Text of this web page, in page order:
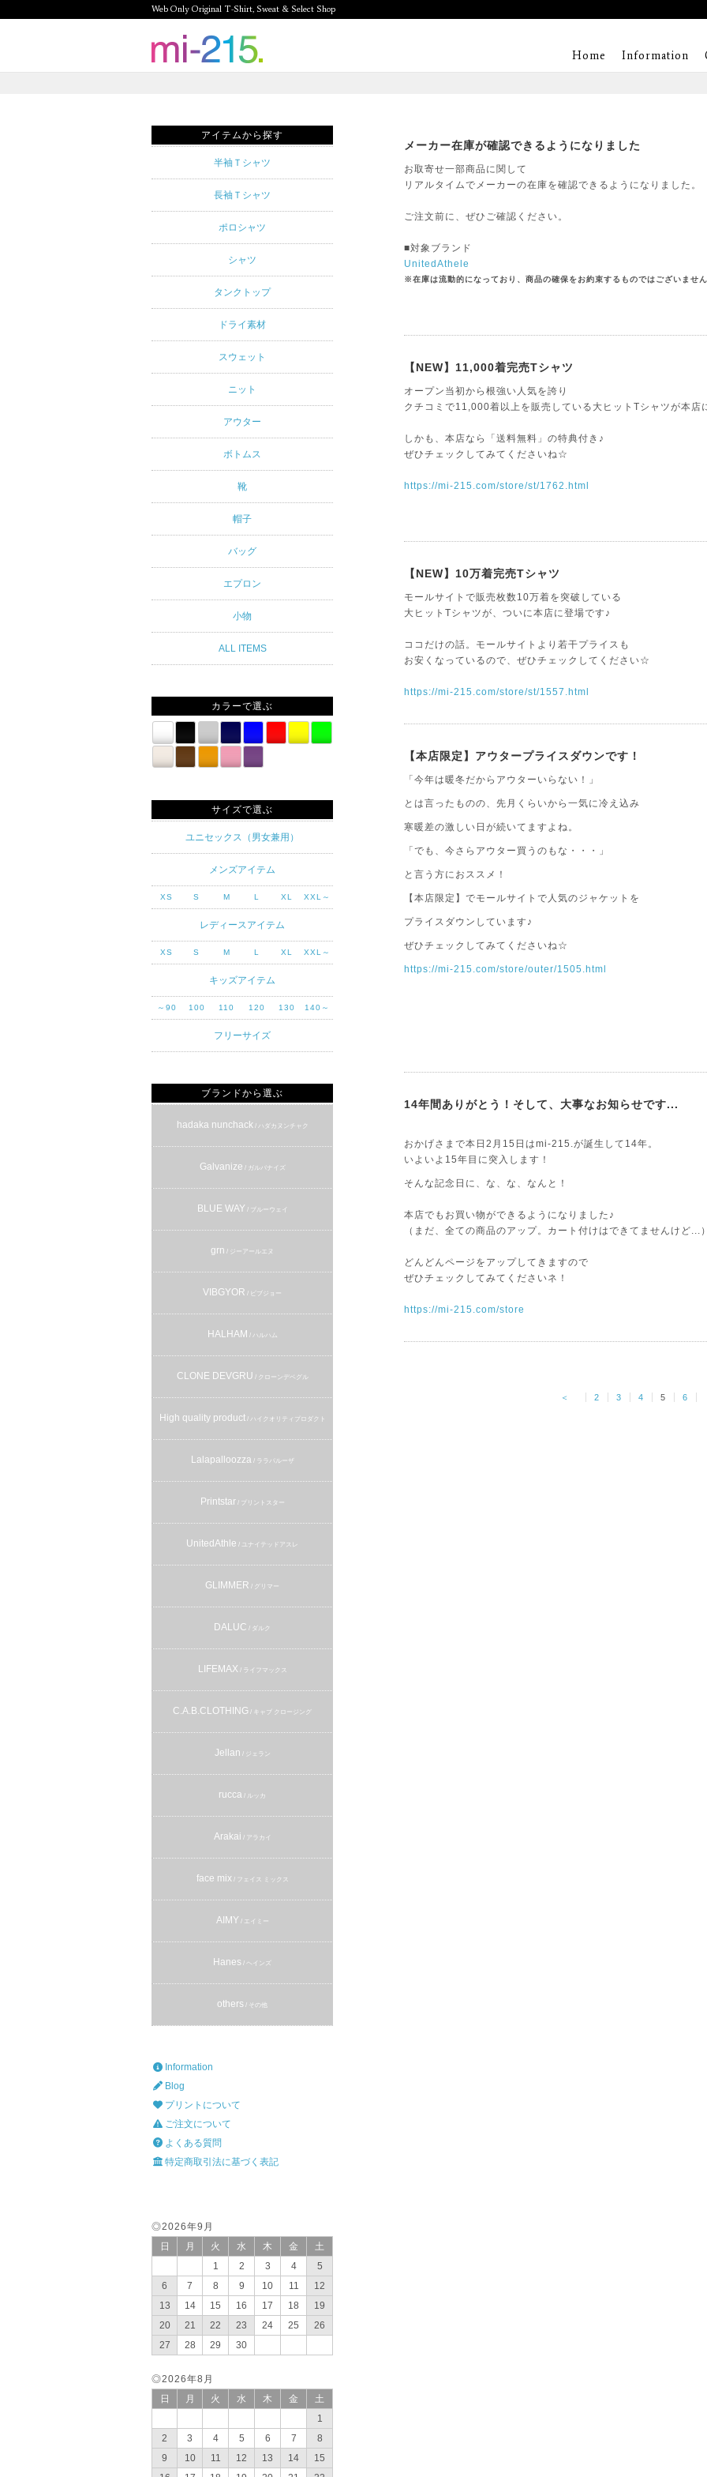
Web Only Original T-Shirt, Sweat & Select Shop
mi-215.
Original T-
Sweat &
Shop mi-
215. Tシャ
ツを中心と
したカジュ
アルスタイ
ルブランド
専門通販
Home Information
メーカー在庫が確認できるようになりました
お取寄せ一部商品に関して
リアルタイムでメーカーの在庫を確認できるようになりました。
ご注文前に、ぜひご確認ください。
■対象ブランド
UnitedAthele
※在庫は流動的になっており、商品の確保をお約束するものではございません
【NEW】11,000着完売Tシャツ
オープン当初から根強い人気を誇り
クチコミで11,000着以上を販売している大ヒットTシャツが本店
しかも、本店なら「送料無料」の特典付き♪
ぜひチェックしてみてくださいね☆
https://mi-215.com/store/st/1762.html
【NEW】10万着完売Tシャツ
モールサイトで販売枚数10万着を突破している
大ヒットTシャツが、ついに本店に登場です♪
ココだけの話。モールサイトより若干プライスも
お安くなっているので、ぜひチェックしてください☆
https://mi-215.com/store/st/1557.html
【本店限定】アウタープライスダウンです！
「今年は暖冬だからアウターいらない！」
とは言ったものの、先月くらいから一気に冷え込み
寒暖差の激しい日が続いてますよね。
「でも、今さらアウター買うのもな・・・」
と言う方におススメ！
【本店限定】でモールサイトで人気のジャケットを
プライスダウンしています♪
ぜひチェックしてみてくださいね☆
https://mi-215.com/store/outer/1505.html
14年間ありがとう！そして、大事なお知らせです...
おかげさまで本日2月15日はmi-215.が誕生して14年。
いよいよ15年目に突入します！
そんな記念日に、な、な、なんと！
本店でもお買い物ができるようになりました♪
（まだ、全ての商品のアップ。カート付けはできてませんけど...）
どんどんページをアップしてきますので
ぜひチェックしてみてくださいネ！
https://mi-215.com/store
＜ 2 3 4 5 6
アイテムから探す
半袖Ｔシャツ
長袖Ｔシャツ
ポロシャツ
シャツ
タンクトップ
ドライ素材
スウェット
ニット
アウター
ボトムス
靴
帽子
バッグ
エプロン
小物
ALL ITEMS
カラーで選ぶ
サイズで選ぶ
ユニセックス（男女兼用）
メンズアイテム
XS S M L XL XXL～
レディースアイテム
XS S M L XL XXL～
キッズアイテム
～90 100 110 120 130 140～
フリーサイズ
ブランドから選ぶ
hadaka nunchack/ ハダカヌンチャク
Galvanize / ガルバナイズ
BLUE WAY / ブルーウェイ
grn / ジーアールエヌ
VIBGYOR / ビブジョー
HALHAM / ハルハム
CLONE DEVGRU / クローンデベグル
High quality product/ ハイクオリティプロダクト
Lalapalloozza/ ララパルーザ
Printstar / プリントスター
UnitedAthle / ユナイテッドアスレ
GLIMMER / グリマー
DALUC / ダルク
LIFEMAX / ライフマックス
C.A.B.CLOTHING / キャブ クロージング
Jellan / ジェラン
rucca / ルッカ
Arakai / アラカイ
face mix/ フェイス ミックス
AIMY / エイミー
Hanes / ヘインズ
others / その他
Information
Blog
プリントについて
ご注文について
よくある質問
特定商取引法に基づく表記
◎2026年9月
日
月 火 水 木 金
土
1
2 3 4
5
6
7 8 9 10 11
12
13
14 15 16 17 18
19
20
21 22 23 24 25
26
27
28 29 30
◎2026年8月
日
月 火 水 木 金
土
1
2
3 4 5 6 7
8
9
10 11 12 13 14
15